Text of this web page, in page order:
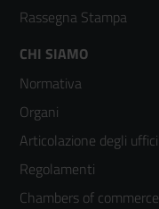
Rassegna Stampa
Footer
menù
colonna
3
CHI SIAMO
Normativa
Organi
Articolazione degli uffici
Regolamenti
Chambers of commerce